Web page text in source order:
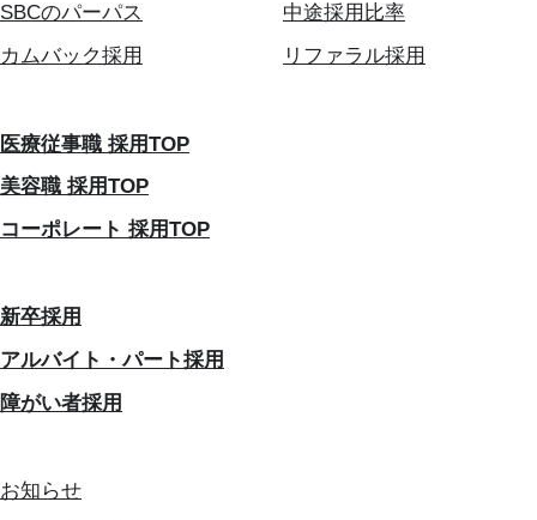
SBCのパーパス
中途採用比率
カムバック採用
リファラル採用
医療従事職 採用TOP
美容職 採用TOP
コーポレート 採用TOP
新卒採用
アルバイト・パート採用
障がい者採用
お知らせ